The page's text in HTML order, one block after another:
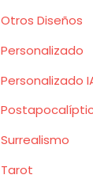
Otros Diseños
Personalizado
Personalizado
Surrealismo
Tarot